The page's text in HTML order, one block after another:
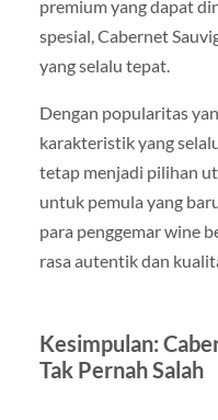
premium yang dapat
spesial, Cabernet
yang selalu tepat.
Dengan popularitas
karakteristik yang
tetap menjadi pilihan
untuk pemula yang
para penggemar wine
rasa autentik dan
Kesimpulan:
Tak Pernah Salah